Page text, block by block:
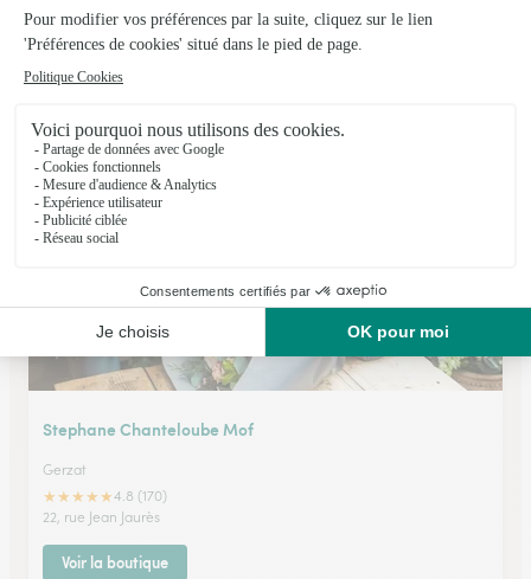
Au Lys Blanc
Gerzat
18, rue des Martyrs
Voir la boutique
Stephane Chanteloube Mof
Gerzat
★★★★★4.8 (170)
22, rue Jean Jaurès
Voir la boutique